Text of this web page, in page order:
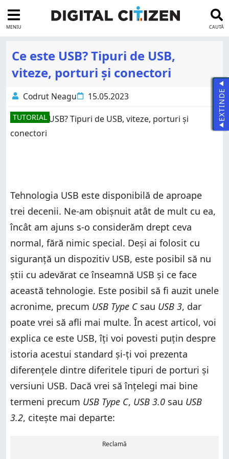
MENIU CAUTĂ
Ce este USB? Tipuri de USB,
viteze, porturi și conectori
Codrut Neagu 15.05.2023
TUTORIAL
Tehnologia USB este disponibilă de aproape
trei decenii. Ne-am obișnuit atât de mult cu ea,
încât am ajuns s-o considerăm drept ceva
normal, fără nimic special. Deși ai folosit cu
siguranță un dispozitiv USB, este posibil să nu
știi cu adevărat ce înseamnă USB și ce face
această tehnologie. Este posibil să fi auzit unele
acronime, precum USB Type C sau USB 3, dar
poate vrei să afli mai multe. În acest articol, voi
explica ce este USB, îți voi povesti puțin despre
istoria acestui standard și-ți voi prezenta
diferențele dintre diferitele tipuri de porturi și
versiuni USB. Dacă vrei să înțelegi mai bine
termeni precum USB Type C, USB 3.0 sau USB
3.2, citește mai departe:
Reclamă
EXTINDE